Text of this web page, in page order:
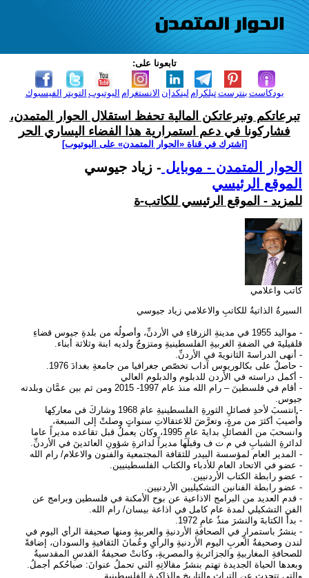
تابعونا على:
الفيسبوك التويتر اليوتيوب الانستغرام لينكدإن تيلكرامبنترست بودكاست
تبرعاتكم وتبرعاتكن المالية تحفظ استقلال الحوار المتمدن،
فشاركونا في دعم استمرارية هذا الفضاء اليساري الحر
[اشترك في قناة ‫«الحوار المتمدن» على اليوتيوب]
الحوار المتمدن - موبايل - زياد جيوسي
الموقع الرئيسي
للمزيد - الموقع الرئيسي للكاتب-ة
كاتب واعلامي
السيرةُ الذاتيةُ للكاتبِ والاعلامي زياد جيوسي
- مواليد 1955 في مدينةِ الزرقاءِ في الأردنِّ، وأصولُه من بلدةِ جيوس قضاءِ
قلقيليةَ في الضفةِ الغربيةِ الفلسطينيةِ ومتزوجٌ ولديه ابنة وثلاثة أبناء.
- أنهى الدراسةَ الثانويةَ في الأردنِّ.
- حاصلٌ على بكالوريوس آداب تخصّص جغرافيا من جامعةِ بغدادَ 1976.
- أكمل دراسته في الأردن للدبلوم والدبلوم العالي
- أقام في فلسطينَ – رام الله منذ عام 1997- 2015 ومن ثم بين عمَّان وبلدته
جيوس.
- انتسبَ لأحدِ فصائلِ الثورةِ الفلسطينيةِ عامَ 1968 وشاركَ في معاركِها
وأُصيبَ أكثرَ من مرةٍ، وتعرَّضَ للاعتقالاتِ سنواتٍ وصلتْ إلى السبعة،
وانسحبَ من الفصائلِ بدايةَ عامِ 1995، وكان يعملُ قبل تقاعده مديراً عاما
لدائرةِ الشبابِ في م ت ف وقبلَها مديراً لدائرةِ شؤونِ العائدينَ في الأردنِّ.
- المدير العام لمؤسسة البيدر للثقافة المجتمعية والفنون والاعلام/ رام الله
- عضو في الاتحاد العام للأدباء والكتاب الفلسطينيين.
- عضو رابطة الكتاب الأردنيين.
- عضو رابطة الفنانين التشكيليين الأردنيين.
- قدم العديد من البرامج الاذاعية عن بوح الأمكنة في فلسطين وبرامج عن
الفن التشكيلي لمدة عام كامل في اذاعة بيسان/ رام الله.
- بدأَ الكتابةَ والنشرَ منذُ عامِ 1972.
- ينشرُ باستمرارٍ في الصحافةِ الأردنيةِ والعربيةِ ومنها صحيفة الرأي اليوم في
لندن وصحيفةُ العربِ اليوم الأردنيةِ والرأيِ وعُمانَ الثقافيةِ والسودان، إضافةً
للصحافةِ المغاربيةِ والجزائريةِ والمصريةِ، وكانتْ صحيفةُ القدسِ المقدسيةُ
وبعدها الحياة الجديدة تهتم بنشرُ مقالاتِهِ التي تحملُ عنوانَ: صباحُكم أجملُ.
والتي تتحدث عن التراث والتاريخ والذاكرة الفلسطينية.